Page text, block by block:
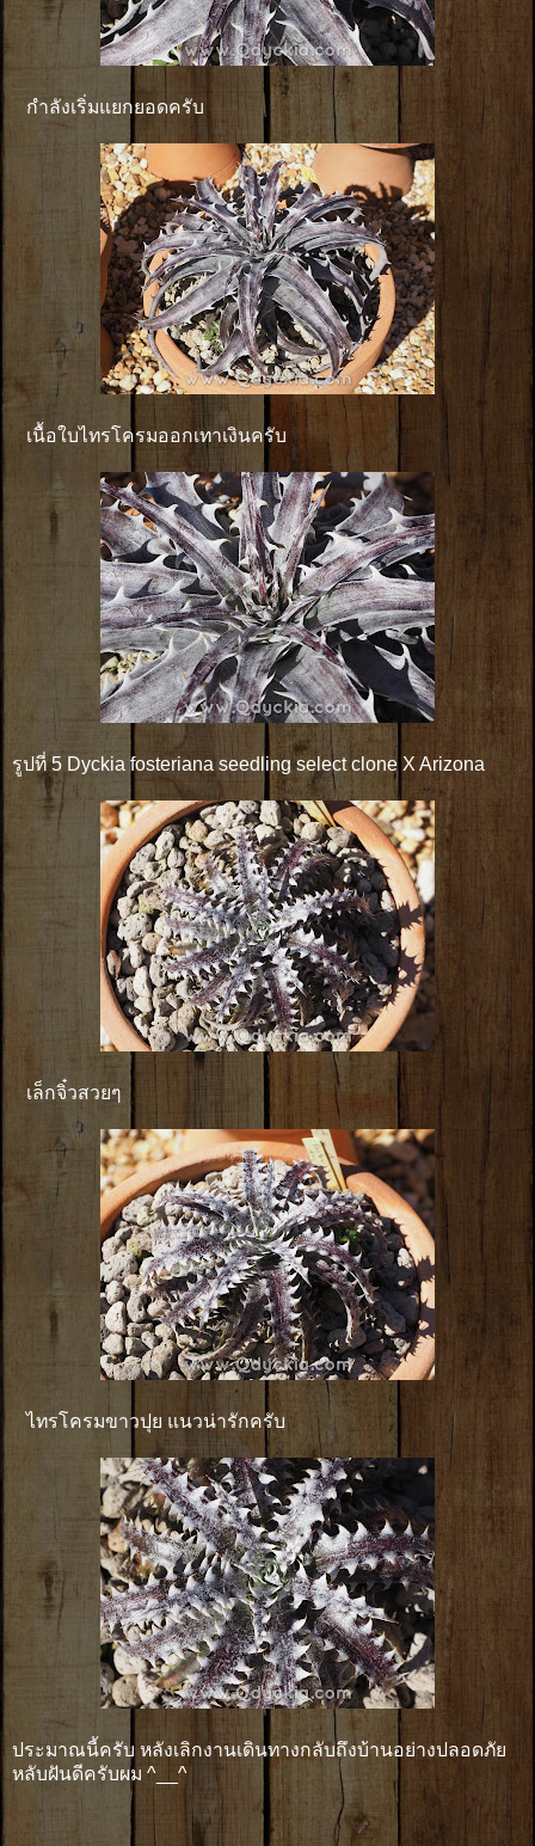
กำลังเริ่มแยกยอดครับ
เนื้อใบไทรโครมออกเทาเงินครับ
รูปที่ 5 Dyckia fosteriana seedling select clone X Arizona
เล็กจิ๋วสวยๆ
ไทรโครมขาวปุย แนวน่ารักครับ
ประมาณนี้ครับ หลังเลิกงานเดินทางกลับถึงบ้านอย่างปลอดภัย
หลับฝันดีครับผม ^__^